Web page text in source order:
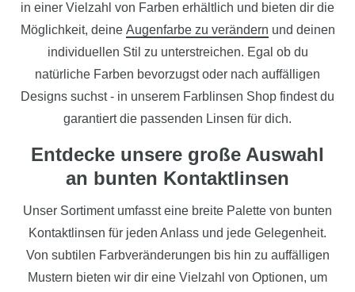
in einer Vielzahl von Farben erhältlich und bieten dir die
Möglichkeit, deine Augenfarbe zu verändern und deinen
individuellen Stil zu unterstreichen. Egal ob du
natürliche Farben bevorzugst oder nach auffälligen
Designs suchst - in unserem Farblinsen Shop findest du
garantiert die passenden Linsen für dich.
Entdecke unsere große Auswahl
an bunten Kontaktlinsen
Unser Sortiment umfasst eine breite Palette von bunten
Kontaktlinsen für jeden Anlass und jede Gelegenheit.
Von subtilen Farbveränderungen bis hin zu auffälligen
Mustern bieten wir dir eine Vielzahl von Optionen, um